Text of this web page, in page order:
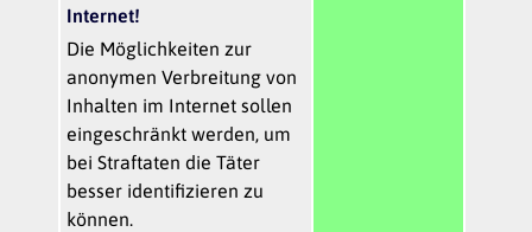
Internet!
Die Möglichkeiten zur
anonymen Verbreitung von
Inhalten im Internet sollen
eingeschränkt werden, um
bei Straftaten die Täter
besser identifizieren zu
können.